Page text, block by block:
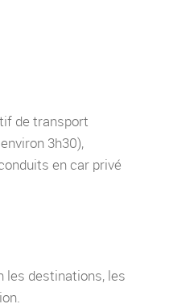
de transport
3h30),
en car privé
les destinations, les